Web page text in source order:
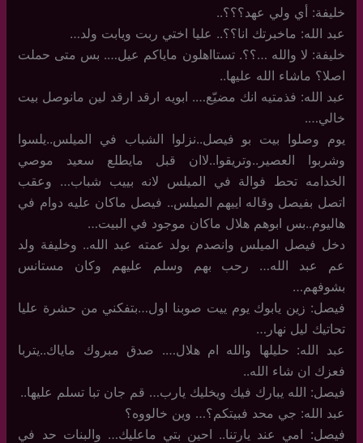
خليفة: أي ولي عهد؟؟؟..
عبد الله: ماخبرتك انا؟؟.. عليا اختي ربت ويابت ولد…
خليفة: لا والله …؟؟. تستااهلون ماياكم عيل…. بس متى حملت
اصلا؟ ماشاء الله عليها..
عبد الله: فذمتيه انك مضيّع…. ابويه ارقد ارقد لين مانوصل بيت
خالي….
يوم وصلوا بيت بو فيصل..نزلوا الشباب في الميلس..يلسوا
وشربوا العصير..وتريقوا..لاان قبل مايطلع سعيد موصي
الخدامه تحط فوالة في الميلس لانه بييب شباب… وعقب
اتصل بفيصل وقاله اييهم الميلس.. فيصل ماكان عليه دوام في
هاليوم..بس ابوهم هلال ماكان موجود في البيت…
دخل فيصل الميلس وانصدم بولد عمته عبد الله.. وخليفة ولد
عم عبد الله… رحب بهم وسلم عليهم وكان مستانس
بشوفهم…
فيصل: زين يابوك يوم ييت صوبنا اول…بتفكني من حشرة عليا
تحاتيك ليل نهار…
عبد الله: حليلها والله ام هلال…. صدق مبروك ماياك..يتربا
فعزك ان شاء الله..
فيصل: الله يبارك فيك ويخليك يارب… قم جان تبا تسلم عليها..
عبد الله: جي محد فبيتكم؟… وين خالووه؟
فيصل: امي عند يارتنا.. احين بتي ماعليك… والبنات حد في